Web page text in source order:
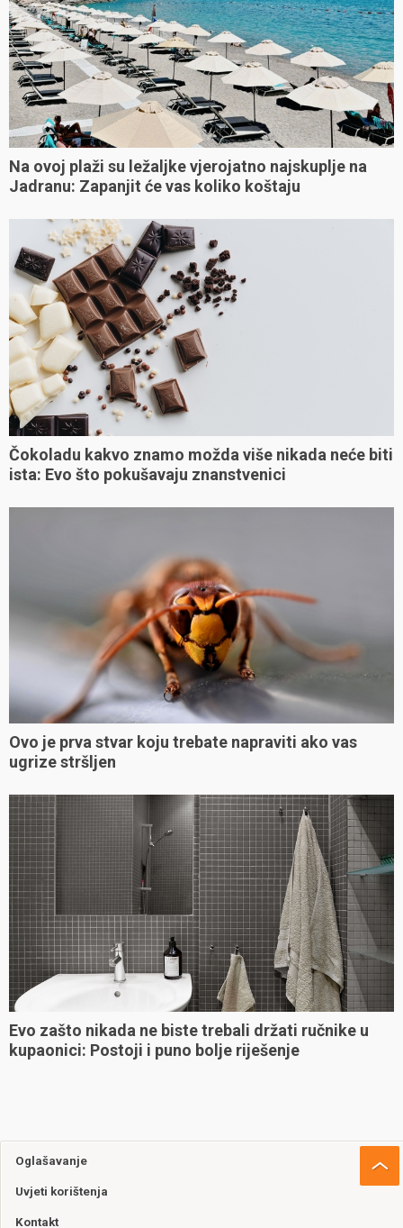
Na ovoj plaži su ležaljke vjerojatno najskuplje na
Jadranu: Zapanjit će vas koliko koštaju
Čokoladu kakvo znamo možda više nikada neće biti
ista: Evo što pokušavaju znanstvenici
Ovo je prva stvar koju trebate napraviti ako vas
ugrize stršljen
Evo zašto nikada ne biste trebali držati ručnike u
kupaonici: Postoji i puno bolje riješenje
Oglašavanje
Uvjeti korištenja
Kontakt